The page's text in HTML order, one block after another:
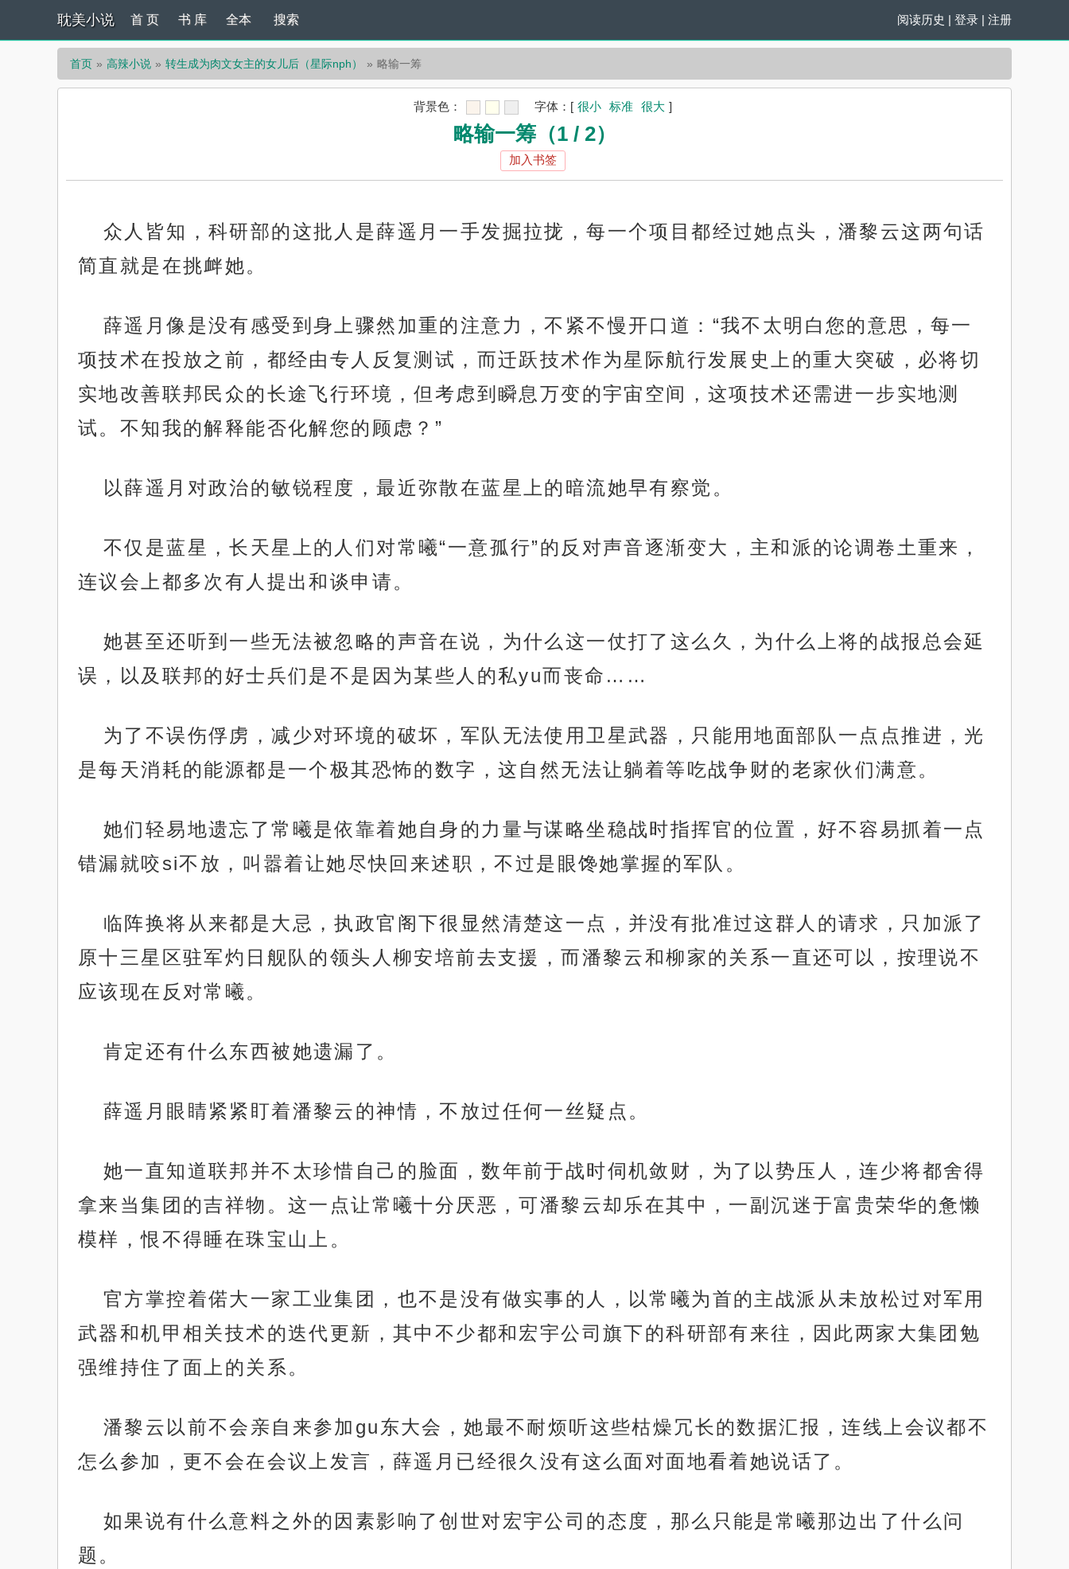
耽美小说 阅读历史 | 登录 | 注册
首 页 书 库 全本 搜索
首页 高辣小说 转生成为肉文女主的女儿后（星际nph） 略输一筹
背景色： 字体： [ 很小 标准 很大 ]
略输一筹（1 / 2）
加入书签
众人皆知，科研部的这批人是薛遥月一手发掘拉拢，每一个项目都经过她点头，潘黎云这两句话
简直就是在挑衅她。
薛遥月像是没有感受到身上骤然加重的注意力，不紧不慢开口道：“我不太明白您的意思，每一
项技术在投放之前，都经由专人反复测试，而迁跃技术作为星际航行发展史上的重大突破，必将切
实地改善联邦民众的长途飞行环境，但考虑到瞬息万变的宇宙空间，这项技术还需进一步实地测
试。不知我的解释能否化解您的顾虑？”
以薛遥月对政治的敏锐程度，最近弥散在蓝星上的暗流她早有察觉。
不仅是蓝星，长天星上的人们对常曦“一意孤行”的反对声音逐渐变大，主和派的论调卷土重来，
连议会上都多次有人提出和谈申请。
她甚至还听到一些无法被忽略的声音在说，为什么这一仗打了这么久，为什么上将的战报总会延
误，以及联邦的好士兵们是不是因为某些人的私yu而丧命……
为了不误伤俘虏，减少对环境的破坏，军队无法使用卫星武器，只能用地面部队一点点推进，光
是每天消耗的能源都是一个极其恐怖的数字，这自然无法让躺着等吃战争财的老家伙们满意。
她们轻易地遗忘了常曦是依靠着她自身的力量与谋略坐稳战时指挥官的位置，好不容易抓着一点
错漏就咬si不放，叫嚣着让她尽快回来述职，不过是眼馋她掌握的军队。
临阵换将从来都是大忌，执政官阁下很显然清楚这一点，并没有批准过这群人的请求，只加派了
原十三星区驻军灼日舰队的领头人柳安培前去支援，而潘黎云和柳家的关系一直还可以，按理说不
应该现在反对常曦。
肯定还有什么东西被她遗漏了。
薛遥月眼睛紧紧盯着潘黎云的神情，不放过任何一丝疑点。
她一直知道联邦并不太珍惜自己的脸面，数年前于战时伺机敛财，为了以势压人，连少将都舍得
拿来当集团的吉祥物。这一点让常曦十分厌恶，可潘黎云却乐在其中，一副沉迷于富贵荣华的惫懒
模样，恨不得睡在珠宝山上。
官方掌控着偌大一家工业集团，也不是没有做实事的人，以常曦为首的主战派从未放松过对军用
武器和机甲相关技术的迭代更新，其中不少都和宏宇公司旗下的科研部有来往，因此两家大集团勉
强维持住了面上的关系。
潘黎云以前不会亲自来参加gu东大会，她最不耐烦听这些枯燥冗长的数据汇报，连线上会议都不
怎么参加，更不会在会议上发言，薛遥月已经很久没有这么面对面地看着她说话了。
如果说有什么意料之外的因素影响了创世对宏宇公司的态度，那么只能是常曦那边出了什么问
题。